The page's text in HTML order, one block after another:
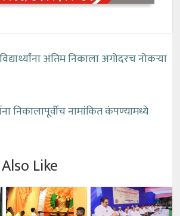
अंतिम निकाला अगोदरच नोकऱ्या
निकालापूर्वीच नामांकित कंपण्यामध्ये
Like